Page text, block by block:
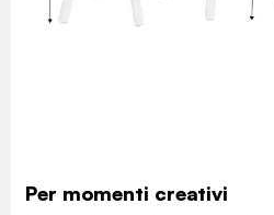
Per momenti creativi